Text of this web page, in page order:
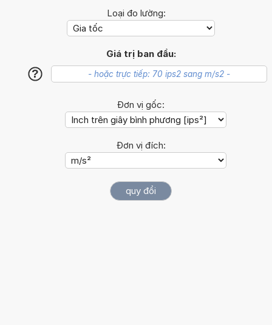
Loại đo lường:
Giá trị ban đầu:
?
Đơn vị gốc:
Đơn vị đích: